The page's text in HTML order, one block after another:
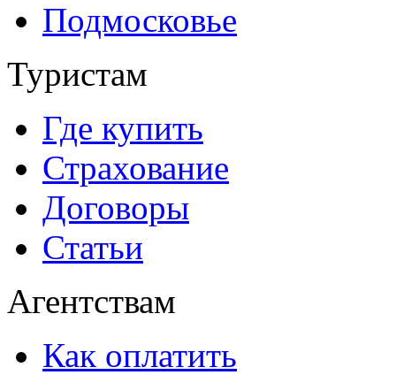
Подмосковье
Туристам
Где купить
Страхование
Договоры
Статьи
Агентствам
Как оплатить